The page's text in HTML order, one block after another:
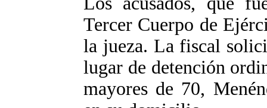
Tercer Cuerpo de
la jueza. La fiscal
lugar de detención
mayores de 70,